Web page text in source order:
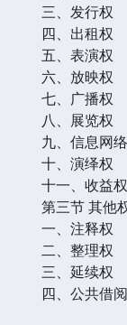
三、发行权
四、出租权
五、表演权
六、放映权
七、广播权
八、展览权
九、信息网
十、演绎权
十一、收益权
第三节 其他
一、注释权
二、整理权
三、延续权
四、公共借